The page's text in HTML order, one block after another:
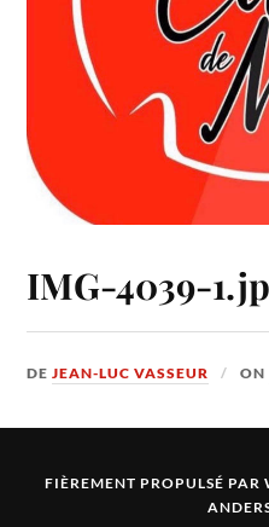
IMG-4039-
DEJEAN-LUC VASSEUR ON
FIÈREMENT PROPULSÉ PAR